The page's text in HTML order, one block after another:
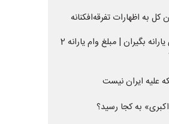
به اظهارات تفرقه‌افکنانه
خبرخوش برای یارانه بگیران | مبلغ وام یارانه 2
علیه ایران نیست
به کجا رسید؟